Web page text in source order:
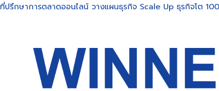
Skip
ที่ปรึกษาการตลาดออนไลน์ วางแผนธุรกิจ Scale Up ธุรกิจโต